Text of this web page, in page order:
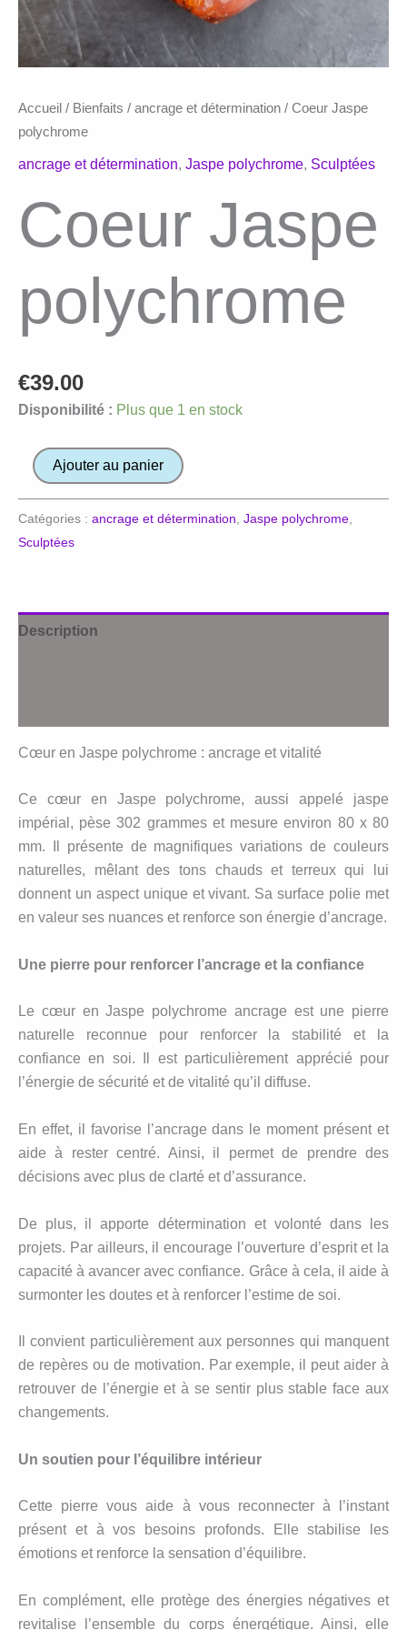
Accueil / Bienfaits / ancrage et détermination / Coeur Jaspe
polychrome
ancrage et détermination, Jaspe polychrome, Sculptées
Coeur Jaspe
polychrome
€39.00
Disponibilité : Plus que 1 en stock
quantité
Jaspe
polychrome
Ajouter au panier
Catégories : ancrage et détermination Jaspe polychrome
Sculptées
Description
Cœur en Jaspe polychrome : ancrage et vitalité
Ce cœur en Jaspe polychrome, aussi appelé jaspe
impérial, pèse 302 grammes et mesure environ 80 x 80
mm. Il présente de magnifiques variations de couleurs
naturelles, mêlant des tons chauds et terreux qui lui
donnent un aspect unique et vivant. Sa surface polie met
en valeur ses nuances et renforce son énergie d’ancrage.
Une pierre pour renforcer l’ancrage et la confiance
Le cœur en Jaspe polychrome ancrage est une pierre
naturelle reconnue pour renforcer la stabilité et la
confiance en soi. Il est particulièrement apprécié pour
l’énergie de sécurité et de vitalité qu’il diffuse.
En effet, il favorise l’ancrage dans le moment présent et
aide à rester centré. Ainsi, il permet de prendre des
décisions avec plus de clarté et d’assurance.
De plus, il apporte détermination et volonté dans les
projets. Par ailleurs, il encourage l’ouverture d’esprit et la
capacité à avancer avec confiance. Grâce à cela, il aide à
surmonter les doutes et à renforcer l’estime de soi.
Il convient particulièrement aux personnes qui manquent
de repères ou de motivation. Par exemple, il peut aider à
retrouver de l’énergie et à se sentir plus stable face aux
changements.
Un soutien pour l’équilibre intérieur
Cette pierre vous aide à vous reconnecter à l’instant
présent et à vos besoins profonds. Elle stabilise les
émotions et renforce la sensation d’équilibre.
En complément, elle protège des énergies négatives et
revitalise l’ensemble du corps énergétique. Ainsi, elle